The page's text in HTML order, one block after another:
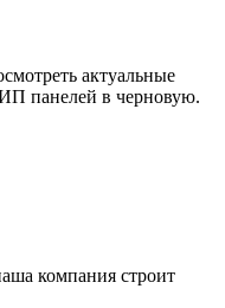
актуальные
панелей в черновую.
компания строит